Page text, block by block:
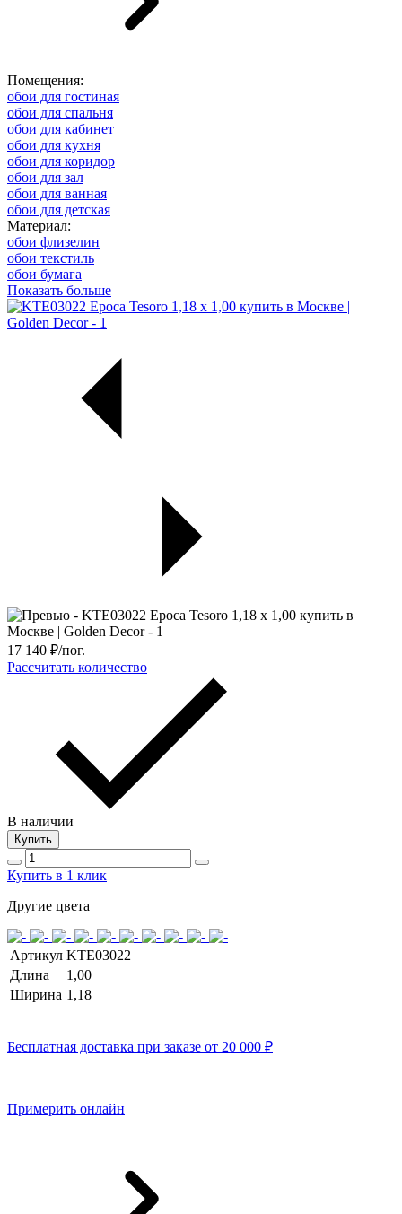
Помещения:
обои для гостиная
обои для спальня
обои для кабинет
обои для кухня
обои для коридор
обои для зал
обои для ванная
обои для детская
Материал:
обои флизелин
обои текстиль
обои бумага
Показать больше
17 140 ₽/пог.
Рассчитать количество
В наличии
Купить
Купить в 1 клик
Другие цвета
Артикул KTE03022
Длина
1,00
Ширина 1,18
Бесплатная доставка при заказе от 20 000 ₽
Примерить онлайн